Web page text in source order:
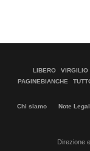
LIBERO VIRGILIO
PAGINEBIANCHE
Chi siamo Note
Direzione